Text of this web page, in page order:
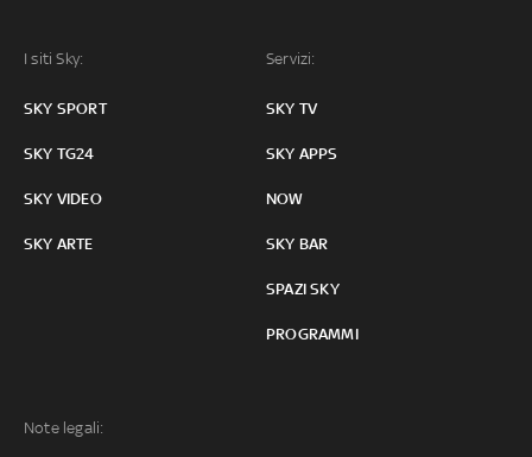
I siti Sky:
SKY SPORT
SKY TG24
SKY VIDEO
SKY ARTE
Servizi:
SKY TV
SKY APPS
NOW
SKY BAR
SPAZI SKY
PROGRAMMI
Note legali: